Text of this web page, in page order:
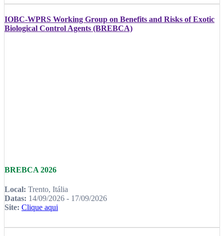
IOBC-WPRS Working Group on Benefits and Risks of Exotic
Biological Control Agents (BREBCA)
BREBCA 2026
Local: Trento, Itália
Datas: 14/09/2026 - 17/09/2026
Site: Clique aqui